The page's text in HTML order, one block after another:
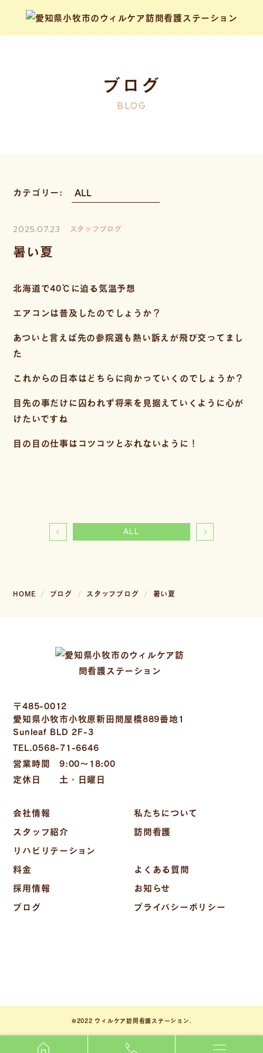
ブログ
BLOG
カテゴリー:
2025.07.23 スタッフブログ
暑い夏
北海道で40℃に迫る気温予想
エアコンは普及したのでしょうか？
あついと言えば先の参院選も熱い訴えが飛び交ってまし
た
これからの日本はどちらに向かっていくのでしょうか？
目先の事だけに囚われず将来を見据えていくように心が
けたいですね
目の目の仕事はコツコツとぶれないように！
ALL
HOME ブログ スタッフブログ 暑い夏
〒485-0012
愛知県小牧市小牧原新田問屋橋889番地1
Sunleaf BLD 2F-3
TEL.0568-71-6646
営業時間 9:00～18:00
定休日 土・日曜日
会社情報
私たちについて
スタッフ紹介
訪問看護
リハビリテーション
料金
よくある質問
採用情報
お知らせ
ブログ
プライバシーポリシー
©2022 ウィルケア訪問看護ステーション.